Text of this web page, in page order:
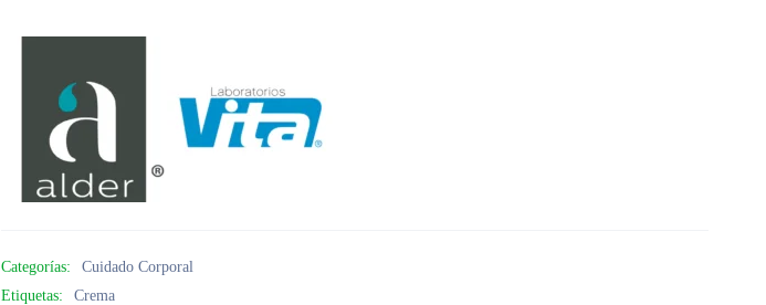
Categorías:
Cuidado Corporal
Etiquetas:
Crema